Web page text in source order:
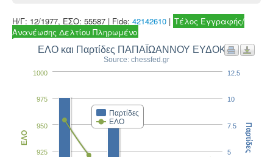
Η/Γ: 12/1977, ΕΣΟ: 55587 | Fide: 42142610 | Τέλος Εγγραφής/
Ανανέωσης Δελτίου Πληρωμένο
ΕΛΟ και Παρτίδες ΠΑΠΑΪΩΑΝΝΟΥ ΕΥΔΟΚΙΑ
Source: chessfed.gr
Παρτίδες
ΕΛΟ
925
950
975
1000
ΕΛΟ
5
7.5
10
12.5
Παρτίδες